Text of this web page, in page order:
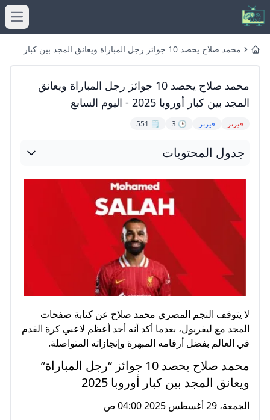
Home
محمد صلاح يحصد 10 جوائز رجل المباراة ويعانق المجد بين كبار
محمد صلاح يحصد 10 جوائز رجل المباراة ويعانق
المجد بين كبار أوروبا 2025 - اليوم السابع
فيرتز فيرتز 🕒 3
🗒️ 551
جدول المحتويات
لا يتوقف النجم المصري محمد صلاح عن كتابة صفحات
المجد مع ليفربول، بعدما أكد أنه أحد أعظم لاعبي كرة القدم
في العالم بفضل أرقامه المبهرة وإنجازاته المتواصلة.
محمد صلاح يحصد 10 جوائز “رجل المباراة”
ويعانق المجد بين كبار أوروبا 2025
الجمعة، 29 أغسطس 2025 04:00 ص